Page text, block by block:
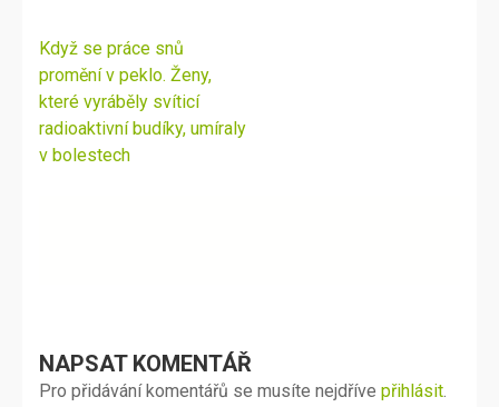
Navigace
pro
příspěvek
Když se práce snů
promění v peklo. Ženy,
které vyráběly svíticí
radioaktivní budíky, umíraly
v bolestech
NAPSAT KOMENTÁŘ
Pro přidávání komentářů se musíte nejdříve přihlásit